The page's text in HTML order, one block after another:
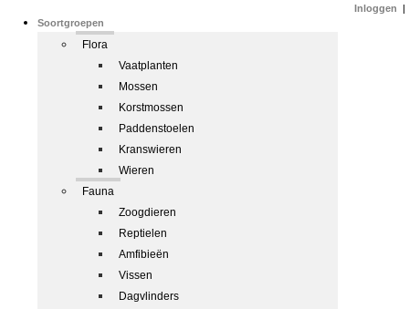
Soortgroepen
Flora
Vaatplanten
Mossen
Korstmossen
Paddenstoelen
Kranswieren
Wieren
Fauna
Zoogdieren
Reptielen
Amfibieën
Vissen
Dagvlinders
Inloggen |